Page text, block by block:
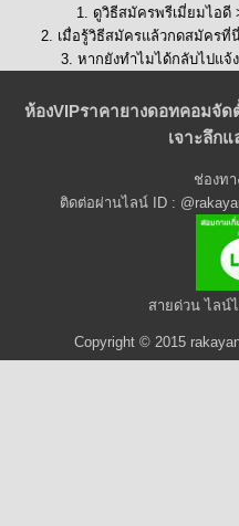
1. ดูวิธีสมัครพรีเมี่ยมไอดี
2. เมื่อรู้วิธีสมัครแล้วกดสมัครที่
3. หากยังทำไมได้กลับไปแจ้
ห้องVIPราคายางดอทคอมจั
เจาะลึก
ช่องท
ติดต่อผ่านไลน์ ID :
สายด่วน ไลน์
Copyright © 2015